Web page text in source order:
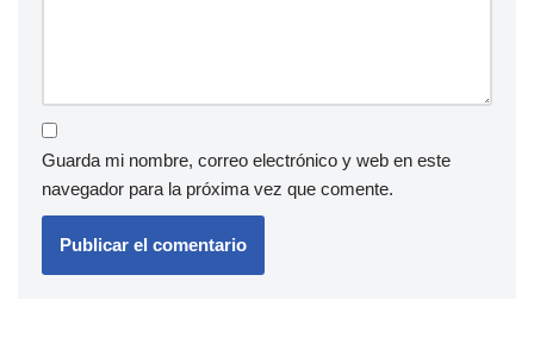
Guarda mi nombre, correo electrónico y web en este
navegador para la próxima vez que comente.